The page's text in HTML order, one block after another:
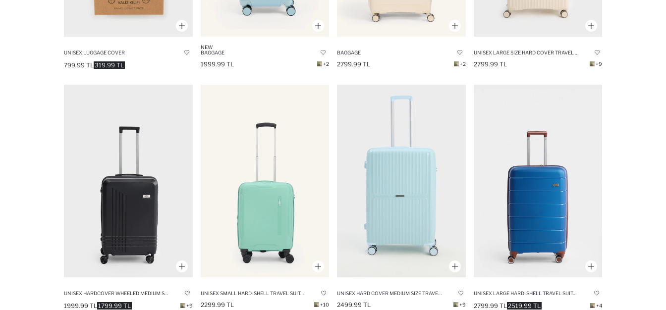
UNISEX LUGGAGE COVER
319.99 TL
799.99 TL
NEW
BAGGAGE
1999.99 TL +2
BAGGAGE
2799.99 TL +2 2799.99 TL +9
1799.99 TL
1999.99 TL +9
UNISEX SMALL HARD-SHELL TRAVEL SUITCASE
2299.99 TL +10 2499.99 TL +9
UNISEX LARGE HARD-SHELL TRAVEL SUITCASE
2519.99 TL
2799.99 TL +4